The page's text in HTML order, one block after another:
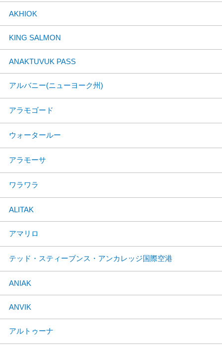
AKHIOK
KING SALMON
ANAKTUVUK PASS
アルバニー(ニューヨーク州)
アラモゴード
ウォータールー
アラモーサ
ワラワラ
ALITAK
アマリロ
テッド・スティーブンス・アンカレッジ国際空港
ANIAK
ANVIK
アルトゥーナ